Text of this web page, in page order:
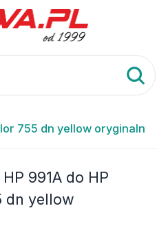
755 dn yellow oryginalny
991A do HP
dn yellow